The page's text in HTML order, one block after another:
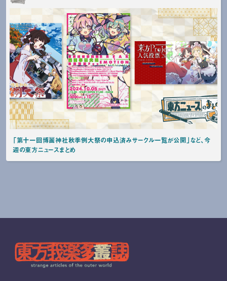
「第十一回博麗神社秋季例大祭の申込済みサークル一覧が公開」など、今
週の東方ニュースまとめ